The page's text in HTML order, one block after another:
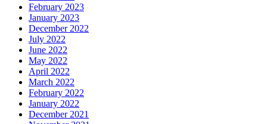
February 2023
January 2023
December 2022
July 2022
June 2022
May 2022
April 2022
March 2022
February 2022
January 2022
December 2021